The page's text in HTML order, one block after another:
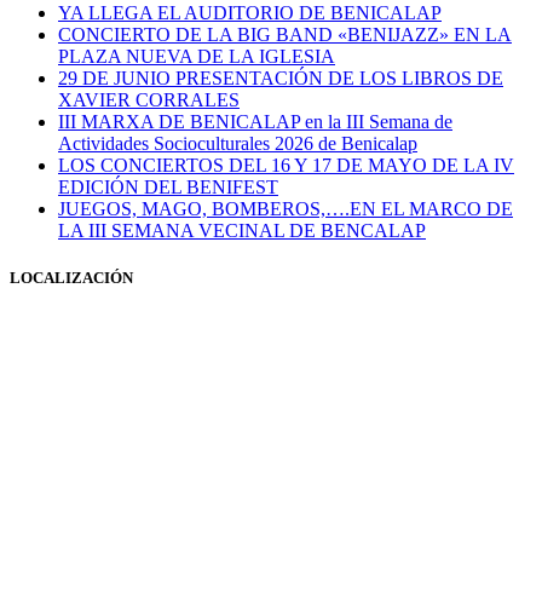
YA LLEGA EL AUDITORIO DE BENICALAP
CONCIERTO DE LA BIG BAND «BENIJAZZ» EN LA
PLAZA NUEVA DE LA IGLESIA
29 DE JUNIO PRESENTACIÓN DE LOS LIBROS DE
XAVIER CORRALES
III MARXA DE BENICALAP en la III Semana de
Actividades Socioculturales 2026 de Benicalap
LOS CONCIERTOS DEL 16 Y 17 DE MAYO DE LA IV
EDICIÓN DEL BENIFEST
JUEGOS, MAGO, BOMBEROS,….EN EL MARCO DE
LA III SEMANA VECINAL DE BENCALAP
LOCALIZACIÓN